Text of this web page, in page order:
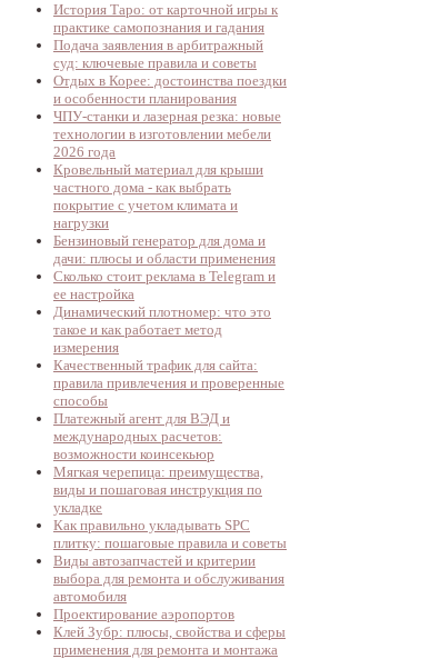
История Таро: от карточной игры к
практике самопознания и гадания
Подача заявления в арбитражный
суд: ключевые правила и советы
Отдых в Корее: достоинства поездки
и особенности планирования
ЧПУ-станки и лазерная резка: новые
технологии в изготовлении мебели
2026 года
Кровельный материал для крыши
частного дома - как выбрать
покрытие с учетом климата и
нагрузки
Бензиновый генератор для дома и
дачи: плюсы и области применения
Сколько стоит реклама в Telegram и
ее настройка
Динамический плотномер: что это
такое и как работает метод
измерения
Качественный трафик для сайта:
правила привлечения и проверенные
способы
Платежный агент для ВЭД и
международных расчетов:
возможности коинсекьюр
Мягкая черепица: преимущества,
виды и пошаговая инструкция по
укладке
Как правильно укладывать SPC
плитку: пошаговые правила и советы
Виды автозапчастей и критерии
выбора для ремонта и обслуживания
автомобиля
Проектирование аэропортов
Клей Зубр: плюсы, свойства и сферы
применения для ремонта и монтажа